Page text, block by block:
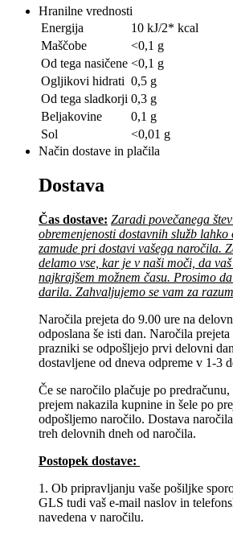
Hranilne vrednosti
Energija
10 kJ/2* kcal
Maščobe
<0,1 g
Od tega nasičene <0,1 g
Ogljikovi hidrati 0,5 g
Od tega sladkorji 0,3 g
Beljakovine
0,1 g
Sol
<0,01 g
Način dostave in plačila
Dostava
Čas dostave: Zaradi povečanega
obremenjenosti dostavnih služb
zamude pri dostavi vašega naročila.
delamo vse, kar je v naši moči, da
najkrajšem možnem času. Prosimo
darila. Zahvaljujemo se vam za
Naročila prejeta do 9.00 ure na
odposlana še isti dan. Naročila
prazniki se odpošljejo prvi delovni
dostavljene od dneva odpreme v 1-3
Če se naročilo plačuje po
prejem nakazila kupnine in šele po
odpošljemo naročilo. Dostava
treh delovnih dneh od naročila.
Postopek dostave:
1. Ob pripravljanju vaše pošiljke
GLS tudi vaš e-mail naslov in
navedena v naročilu.